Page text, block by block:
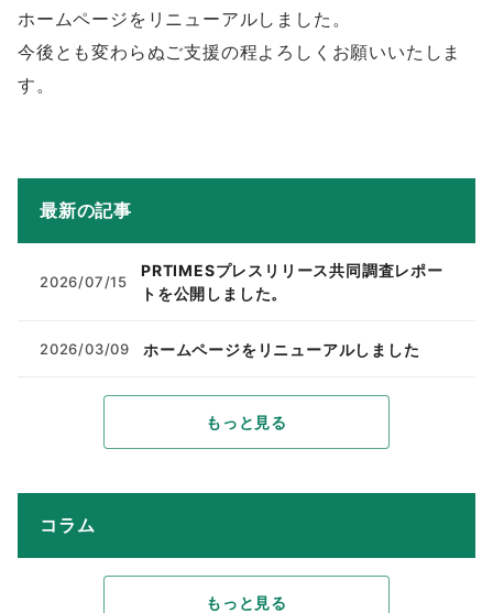
ホームページをリニューアルしました。
今後とも変わらぬご支援の程よろしくお願いいたしま
す。
最新の記事
2026/07/15
PRTIMESプレスリリース共同調査レポー
トを公開しました。
2026/03/09 ホームページをリニューアルしました
もっと見る
コラム
もっと見る